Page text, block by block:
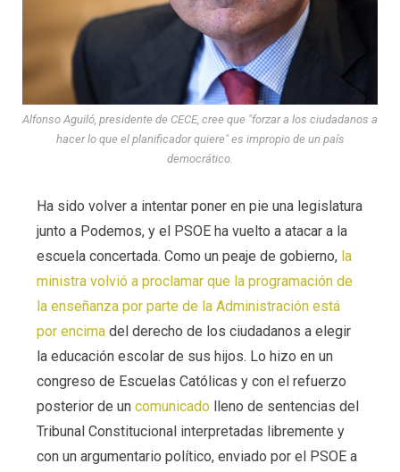
Alfonso Aguiló, presidente de CECE, cree que "forzar a los ciudadanos a
hacer lo que el planificador quiere" es impropio de un país
democrático.
Ha sido volver a intentar poner en pie una legislatura
junto a Podemos, y el PSOE ha vuelto a atacar a la
escuela concertada. Como un peaje de gobierno, la
ministra volvió a proclamar que la programación de
la enseñanza por parte de la Administración está
por encimadel derecho de los ciudadanos a elegir
la educación escolar de sus hijos. Lo hizo en un
congreso de Escuelas Católicas y con el refuerzo
posterior de un comunicadolleno de sentencias del
Tribunal Constitucional interpretadas libremente y
con un argumentario político, enviado por el PSOE a